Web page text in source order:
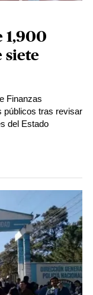
1,900
siete
Finanzas
públicos tras revisar
del Estado